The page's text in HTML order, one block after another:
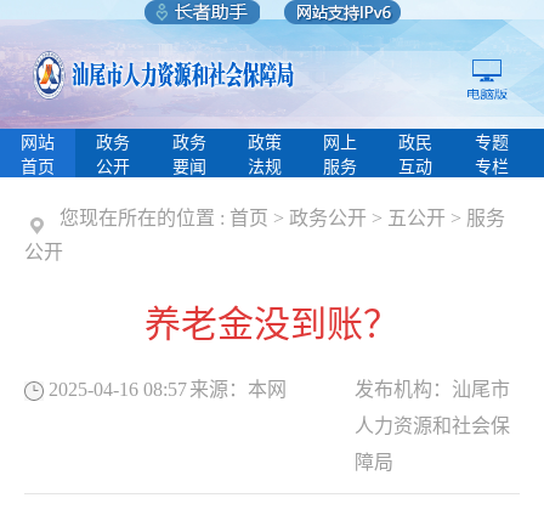
网站
首页
政务
公开
政务
要闻
政策
法规
网上
服务
政民
互动
专题
专栏
您现在所在的位置 : 首页 > 政务公开 > 五公开 > 服务
公开
养老金没到账？
2025-04-16 08:57来源： 本网 发布机构： 汕尾市
人力资源和社会保
障局